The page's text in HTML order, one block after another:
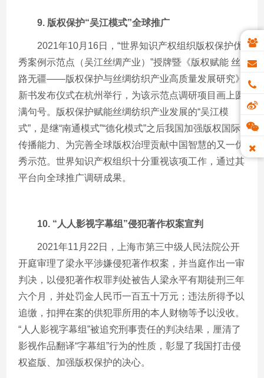
9. 版权保护“吴江模式”全球推广
2021年10月 16日，“世界知识产权组织版权保护优
秀案例示范点（吴江丝绸产业）”授牌暨《版权赋能 丝
路无疆——版权保护与丝绸纺织产业高质量发展研究》
新书发布仪式在杭州举行，为该示范点调研项目画上圆
满句号。版权保护赋能丝绸纺织产业发展的“吴江模
式”，是继“南通模式”“德化模式”之后我国加强版权国际
传播能力、为完善全球版权治理贡献中国智慧的又一优
秀示范。世界知识产权组织十分重视该项工作，通过其
平台向全球推广调研成果。
10. “ 人人影视字幕组 ”侵犯著作权案宣判
2021年11 月 22 日，上海市第三中级人民法院公开
开庭审理了梁永平涉嫌侵犯著作权案，并当庭作出一审
判决，以侵犯著作权罪判处被告人梁永平有期徒刑三年
六个月，并处罚金人民币一百五十万元；违法所得予以
追缴，扣押在案的供犯罪所用的本人财物等予以没收。
“人人影视字幕组”被追究刑事责任的判决结果，厘清了
影视作品翻译“字幕组”行为的性质，彰显了我国打击侵
权盗版、加强版权保护的决心。